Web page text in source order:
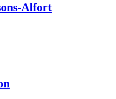
Alfort